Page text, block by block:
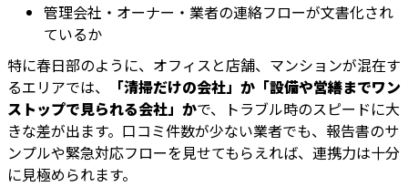
管理会社・オーナー・業者の連絡フローが文書化され
ているか
特に春日部のように、オフィスと店舗、マンションが混在す
るエリアでは、
「清掃だけの会社」か「設備や営繕までワン
ストップで見られる会社」かで、トラブル時のスピードに大
きな差が出ます。口コミ件数が少ない業者でも、報告書のサ
ンプルや緊急対応フローを見せてもらえれば、連携力は十分
に見極められます。